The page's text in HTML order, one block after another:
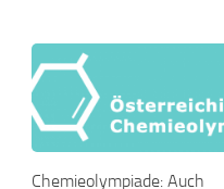
Chemieolympiade: Auch